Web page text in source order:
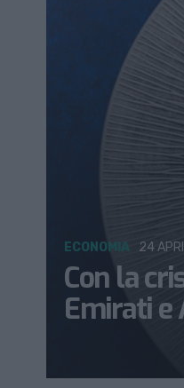
Con la
Emirati e
ECONOMIA 24